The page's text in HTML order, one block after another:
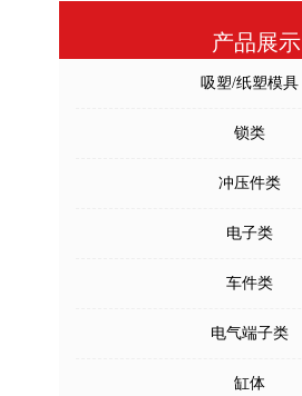
产品展示
吸塑/纸塑模具
锁类
冲压件类
电子类
车件类
电气端子类
缸体